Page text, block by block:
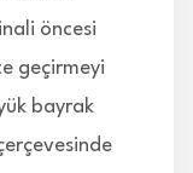
öncesi
geçirmeyi
bayrak